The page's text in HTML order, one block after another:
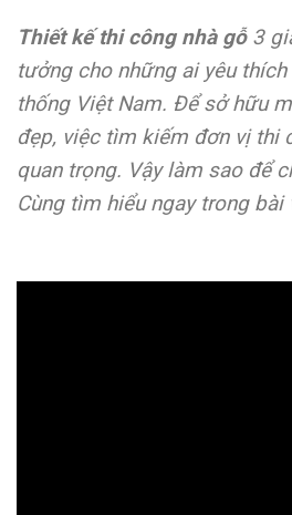
Thiết kế thi công nhà gỗ3
tưởng cho những ai yêu
thống Việt Nam. Để sở hữu
đẹp, việc tìm kiếm đơn vị thi
quan trọng. Vậy làm sao để
Cùng tìm hiểu ngay trong bài